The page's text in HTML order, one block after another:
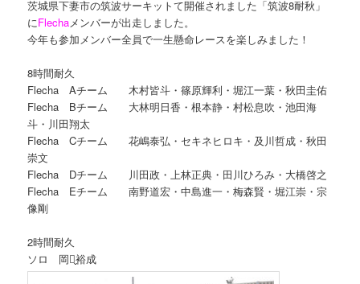
ツ
へ
移
ン
茨城県下妻市の筑波サーキットて開催されました「筑波8耐秋」
にFlechaメンバーが出走しました。
今年も参加メンバー全員で一生懸命レースを楽しみました！
8時間耐久
Flecha Aチーム 木村皆斗・篠原輝利・堀江一葉・秋田圭佑
Flecha Bチーム 大林明日香・根本静・村松息吹・池田海
斗・川田翔太
Flecha Cチーム 花嶋泰弘・セキネヒロキ・及川哲成・秋田
崇文
Flecha Dチーム 川田政・上林正典・田川ひろみ・大橋啓之
Flecha Eチーム 南野道宏・中島進一・梅森賢・堀江崇・宗
像剛
2時間耐久
ソロ 岡野̬裕成